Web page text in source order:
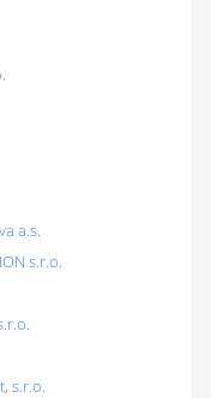
a.s.
s.r.o.
s.r.o.